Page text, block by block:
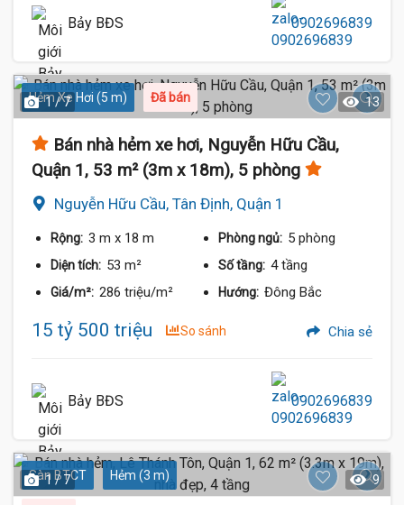
Bảy BĐS 0902696839
Hẻm Xe Hơi (5 m) Đã bán
1 / 7 13
Bán nhà hẻm xe hơi, Nguyễn Hữu Cầu,
Quận 1, 53 m² (3m x 18m), 5 phòng
Nguyễn Hữu Cầu, Tân Định, Quận 1
Rộng: 3 m x 18 m Phòng ngủ: 5 phòng
Diện tích: 53 m² Số tầng: 4 tầng
Giá/m²: 286 triệu/m² Hướng: Đông Bắc
15 tỷ 500 triệu So sánh Chia sẻ
Bảy BĐS 0902696839
Sàn BTCT Hẻm (3 m)
1 / 7 9